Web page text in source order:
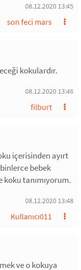
08.12.2020 13:45
son feci mars
kokulardır.
08.12.2020 13:46
filburt
içerisinden ayırt
bebek
koku tanımıyorum.
08.12.2020 13:48
Kullanıcı011
ve o kokuya